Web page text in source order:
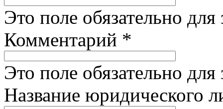
Это поле обязательно для
Комментарий *
Это поле обязательно для
Название юридического